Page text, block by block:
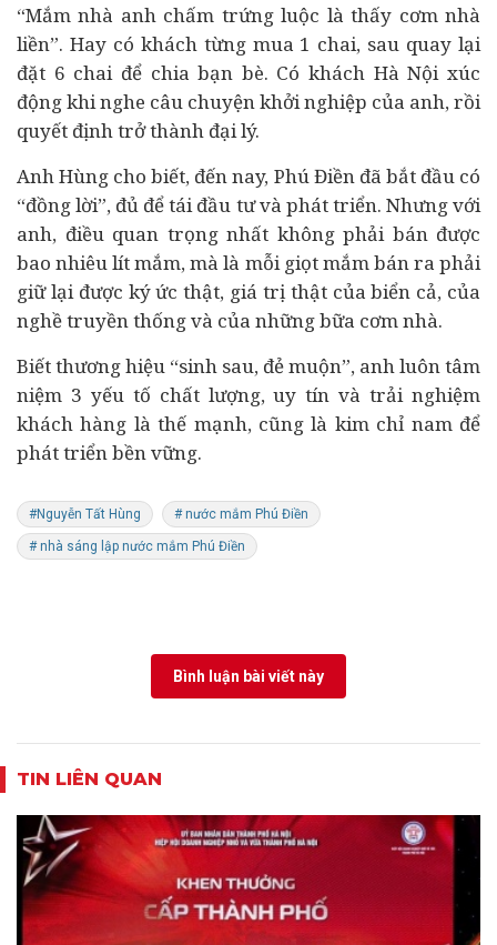
“Mắm nhà anh chấm trứng luộc là thấy cơm nhà
liền”. Hay có khách từng mua 1 chai, sau quay lại
đặt 6 chai để chia bạn bè. Có khách Hà Nội xúc
động khi nghe câu chuyện khởi nghiệp của anh, rồi
quyết định trở thành đại lý.
Anh Hùng cho biết, đến nay, Phú Điền đã bắt đầu có
“đồng lời”, đủ để táiđầu tưvà phát triển. Nhưng với
anh, điều quan trọng nhất không phải bán được
bao nhiêu lít mắm, mà là mỗi giọt mắm bán ra phải
giữ lại được ký ức thật, giá trị thật của biển cả, của
nghề truyền thống và của những bữa cơm nhà.
Biết thương hiệu “sinh sau, đẻ muộn”, anh luôn tâm
niệm 3 yếu tố chất lượng, uy tín và trải nghiệm
khách hàng là thế mạnh, cũng là kim chỉ nam để
phát triển bền vững.
#Nguyễn Tất Hùng # nước mắm Phú Điền
# nhà sáng lập nước mắm Phú Điền
Bình luận bài viết này
TIN LIÊN QUAN